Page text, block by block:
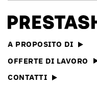
A PROPOSITO DI
OFFERTE DI LAVORO
CONTATTI